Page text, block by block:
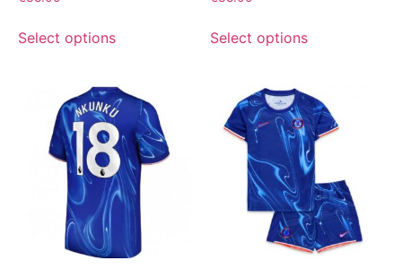
Select options Select options